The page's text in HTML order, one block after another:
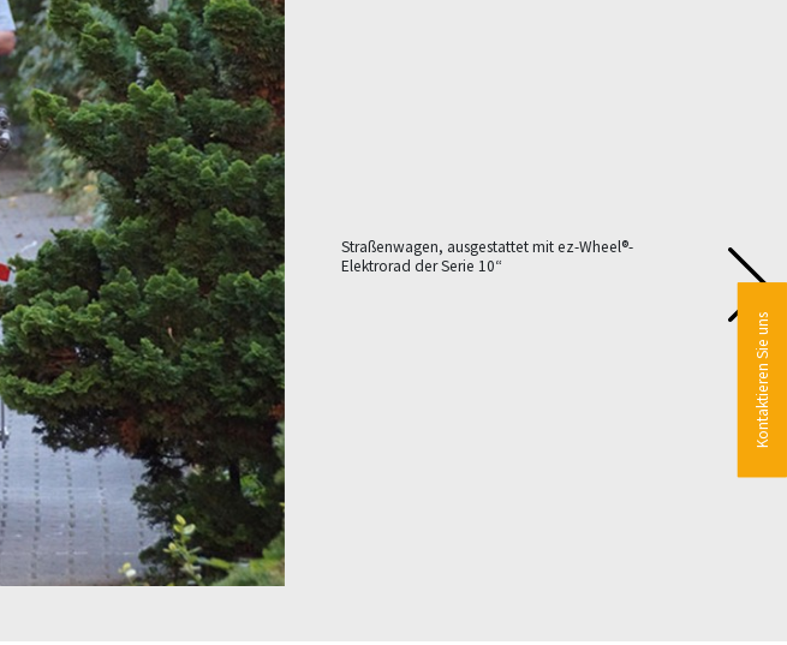
Straßenwagen, ausgestattet mit ez-Wheel®-
Elektrorad der Serie 10“
Kontaktieren Sie uns